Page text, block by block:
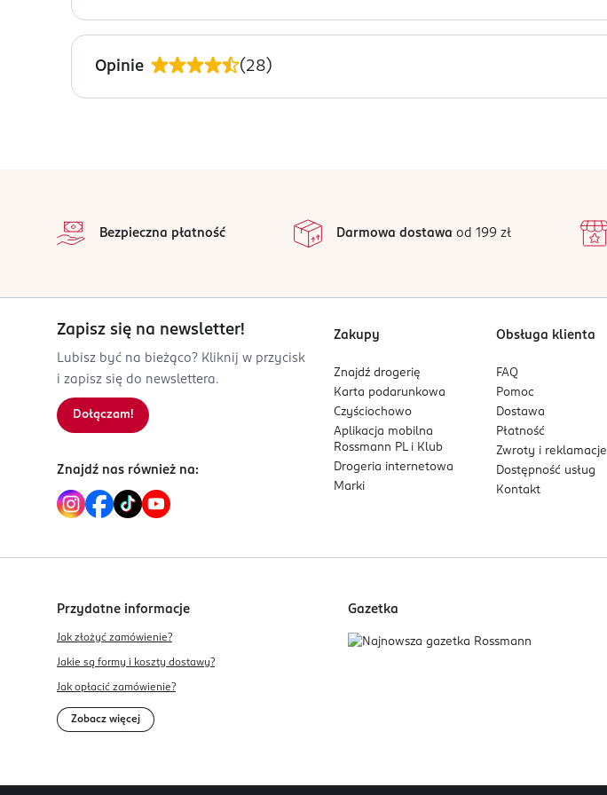
Nuty serca: piżmo, wanilia
Nuty bazy: konwalia, brzoskwinia
PRZYGOTOWANIE I STOSOWANIE
Spryskaj skórę po wewnętrznej stronie nadgarstków, na szyi i za uszami.
Opinie (28)
2
1
Bezpieczna płatność Darmowa dostawa od 199 zł
Zapisz się na newsletter!
Lubisz być na bieżąco? Kliknij w przycisk
i zapisz się do newslettera.
Dołączam!
Znajdź nas również na:
Zakupy
Znajdź drogerię
Karta podarunkowa
Czyściochowo
Aplikacja mobilna
Rossmann PL i Klub
Drogeria internetowa
Marki
Obsługa klienta
FAQ
Pomoc
Dostawa
Płatność
Zwroty i reklamacje
Dostępność usług
Kontakt
Przydatne informacje
Jak złożyć zamówienie?
Jakie są formy i koszty dostawy?
Jak opłacić zamówienie?
Zobacz więcej
Gazetka